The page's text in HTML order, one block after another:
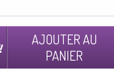
AJOUTER AU
PANIER